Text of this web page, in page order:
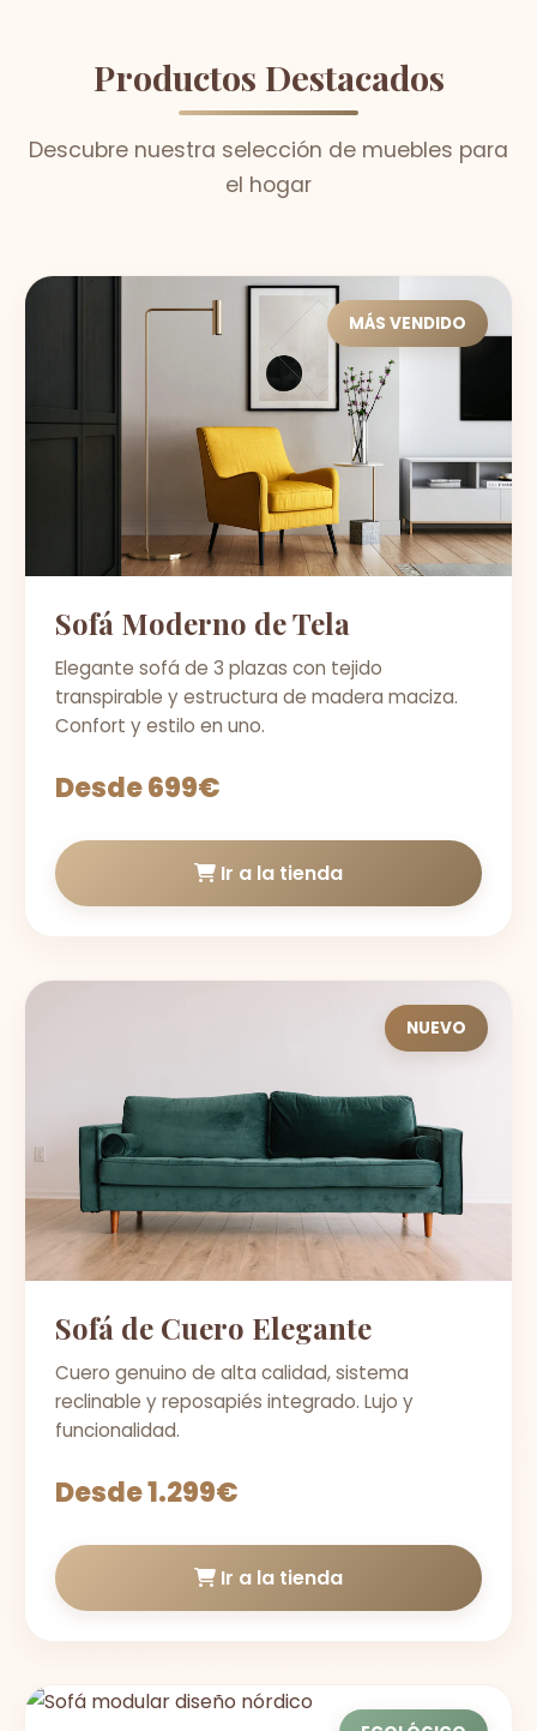
Productos Destacados
Descubre nuestra selección de muebles para
el hogar
MÁS VENDIDO
Sofá Moderno de Tela
Elegante sofá de 3 plazas con tejido
transpirable y estructura de madera maciza.
Confort y estilo en uno.
Desde 699€
Ir a la tienda
NUEVO
Sofá de Cuero Elegante
Cuero genuino de alta calidad, sistema
reclinable y reposapiés integrado. Lujo y
funcionalidad.
Desde 1.299€
Ir a la tienda